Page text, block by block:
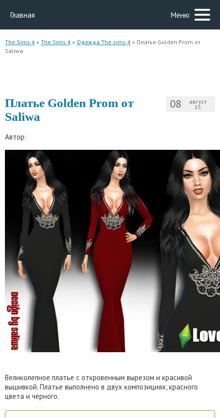
Главная Меню
The Sims 4 » The Sims 4 » Одежда The sims 4 » Платье Golden Prom от
Saliwa
08 август
15
Платье Golden Prom от
Saliwa
Автор:
Великолепное платье с откровенным вырезом и красивой
вышивкой. Платье выполнено в двух композициях, красного
цвета и черного.